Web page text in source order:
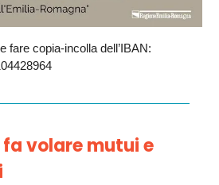
fare copia-incolla dell’IBAN:
volare mutui e